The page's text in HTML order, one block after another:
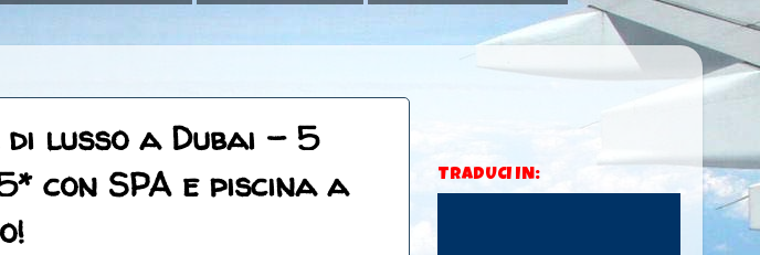
lusso a Dubai - 5
con SPA e piscina a
TRADUCI IN: